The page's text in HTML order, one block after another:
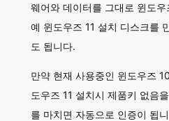
웨어와 데이터를 그대로 윈도
예 윈도우즈 11 설치 디스크를
도 됩니다.
만약 현재 사용중인 윈도우즈
도우즈 11 설치시 제품키 없음
를 마치면 자동으로 인증이 됩